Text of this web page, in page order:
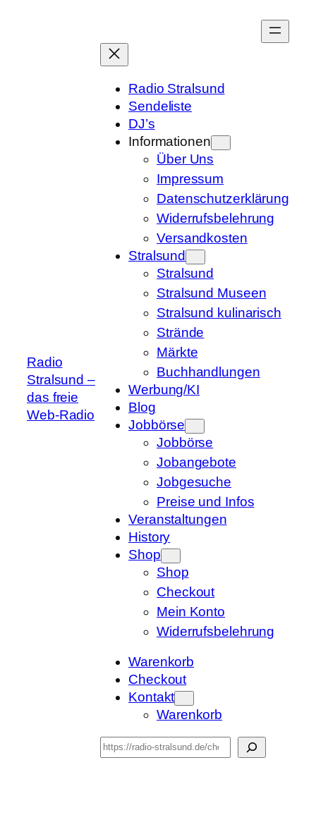
Radio
Stralsund –
das freie
Web-Radio
Radio Stralsund
Sendeliste
DJ’s
Informationen
Über Uns
Impressum
Datenschutzerklärung
Widerrufsbelehrung
Versandkosten
Stralsund
Stralsund
Stralsund Museen
Stralsund kulinarisch
Strände
Märkte
Buchhandlungen
Werbung/KI
Blog
Jobbörse
Jobbörse
Jobangebote
Jobgesuche
Preise und Infos
Veranstaltungen
History
Shop
Shop
Checkout
Mein Konto
Widerrufsbelehrung
Warenkorb
Checkout
Kontakt
Warenkorb
Suchen